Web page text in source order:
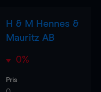
H & M Hennes &
Mauritz AB
0%
Pris